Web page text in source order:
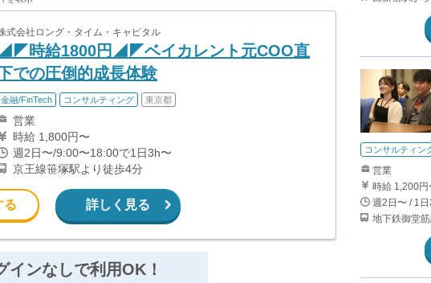
式会社ロング・タイム・キャピタル
時給1800円◢◤ベイカレント元COO直
での圧倒的成長体験
金融/FinTech コンサルティング 東京都
営業
時給 1,800円〜
週2日〜/9:00〜18:00で1日3h〜
京王線笹塚駅より徒歩4分
る 詳しく見る
インなしで利用OK！
コンサルティン
営業
時給 1,200円
週2日〜 / 1
地下鉄御堂